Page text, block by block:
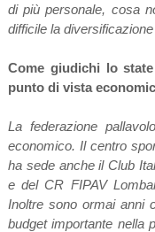
di più personale, cosa
difficile la
Come giudichi lo
punto di vista
La federazione
economico. Il centro
ha sede anche il Club
e del CR FIPAV
Inoltre sono ormai anni
budget importante nella